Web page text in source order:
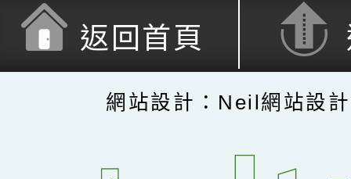
返回首頁
網站設計：Neil網站設